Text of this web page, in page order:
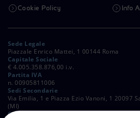
Cookie Policy Info
Sede Legale
Piazzale Enrico Mattei, 1 00144 Roma
Capitale Sociale
€ 4.005.358.876,00 i.v.
Partita IVA
n. 00905811006
Sedi Secondarie
Via Emilia, 1 e Piazza Ezio Vanoni, 1 20097
(MI)
C. Fiscale e Registro Imprese di Roma